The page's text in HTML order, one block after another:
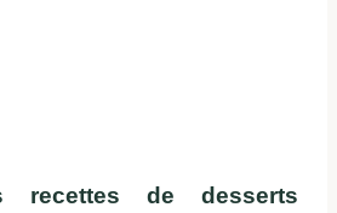
recettes de desserts